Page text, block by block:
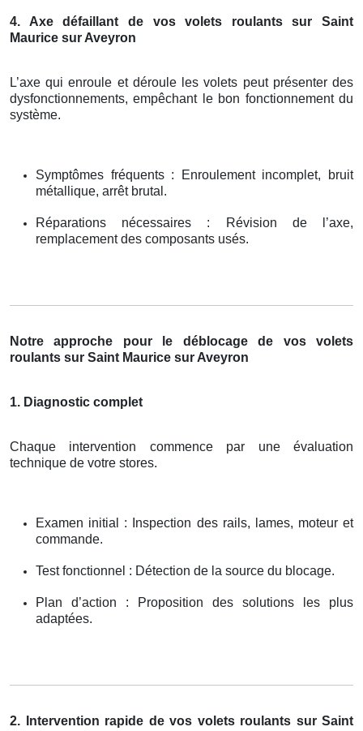
4. Axe défaillant de vos volets roulants sur Saint
Maurice sur Aveyron
L’axe qui enroule et déroule les volets peut présenter des
dysfonctionnements, empêchant le bon fonctionnement du
système.
Symptômes fréquents : Enroulement incomplet, bruit
métallique, arrêt brutal.
Réparations nécessaires : Révision de l’axe,
remplacement des composants usés.
Notre approche pour le déblocage de vos volets
roulants sur Saint Maurice sur Aveyron
1. Diagnostic complet
Chaque intervention commence par une évaluation
technique de votre stores.
Examen initial : Inspection des rails, lames, moteur et
commande.
Test fonctionnel : Détection de la source du blocage.
Plan d’action : Proposition des solutions les plus
adaptées.
2. Intervention rapide de vos volets roulants sur Saint